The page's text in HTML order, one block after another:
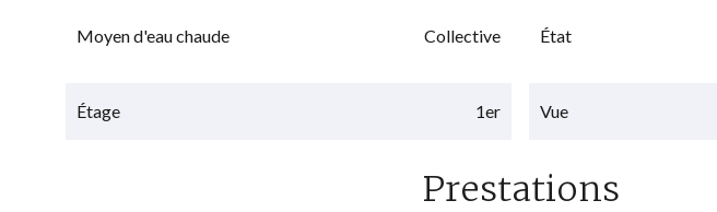
Moyen d'eau chaude Collective État
Étage 1er Vue
Prestations